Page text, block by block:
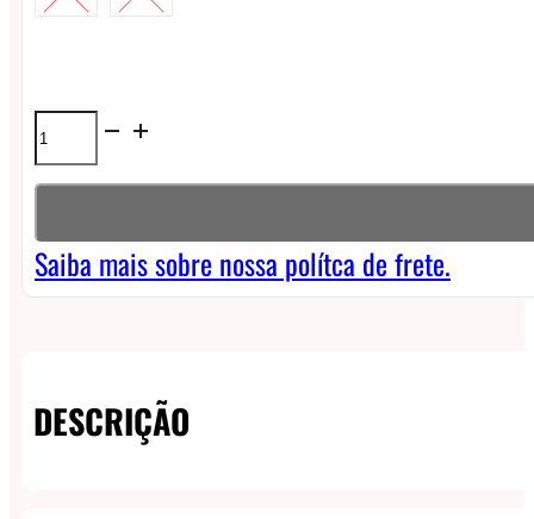
Líquido
Naked
NicSalt
-
Saiba mais sobre nossa polítca de frete.
DESCRIÇÃO